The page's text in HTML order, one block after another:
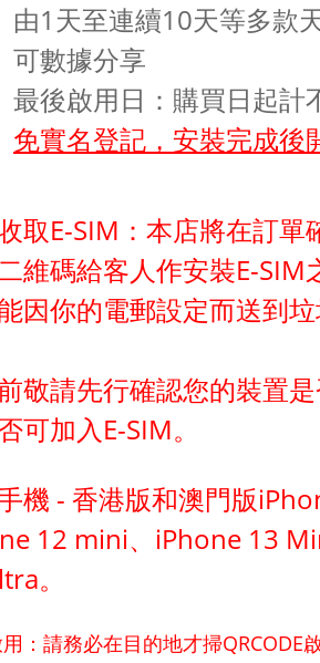
由1天至連續10天等多款
可數據分享
最後啟用日：購買日起計
免實名登記，安裝完成後
取E-SIM：本店將在訂
維碼給客人作安裝E-SIM
因你的電郵設定而送到
敬請先行確認您的裝置
可加入E-SIM。
機 - 香港版和澳門版
12 mini、 iPhone 13
。
：請務必在目的地才掃